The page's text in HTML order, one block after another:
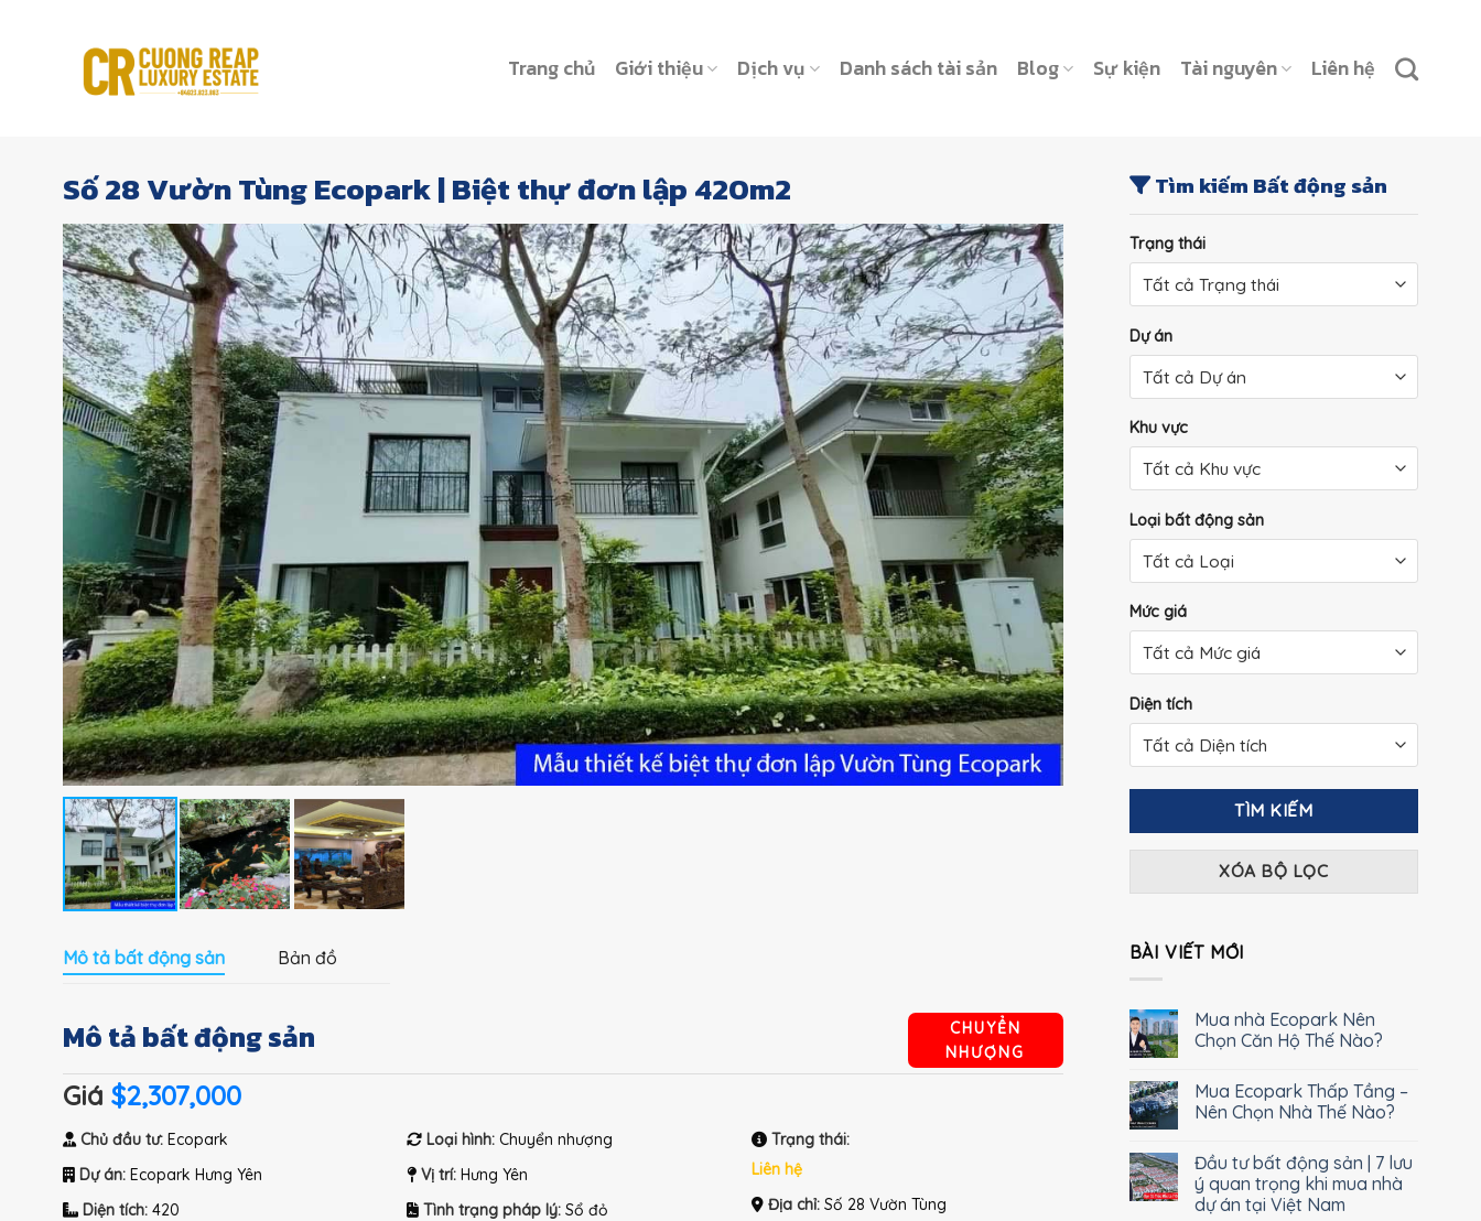
Trang chủ Giới thiệu Dịch vụ Danh sách tài sản Blog Sự kiện Tài nguyên Liên hệ
Số 28 Vườn Tùng Ecopark | Biệt thự đơn lập 420m2
Mô tả bất động sản Bản đồ
Mô tả bất động sản
CHUYỂN
NHƯỢNG
Giá $2,307,000
Chủ đầu tư: Ecopark
Dự án: Ecopark Hưng Yên
Diện tích: 420
Loại hình: Chuyển nhượng
Vị trí: Hưng Yên
Tình trạng pháp lý: Sổ đỏ
Trạng thái:
Liên hệ
Địa chỉ:Số 28 Vườn Tùng
Tìm kiếm Bất động sản
Trạng thái
Dự án
Khu vực
Loại bất động sản
Mức giá
Diện tích
TÌM KIẾM
XÓA BỘ LỌC
BÀI VIẾT MỚI
Mua nhà Ecopark Nên
Chọn Căn Hộ Thế Nào?
Mua Ecopark Thấp Tầng –
Nên Chọn Nhà Thế Nào?
Đầu tư bất động sản | 7 lưu
ý quan trọng khi mua nhà
dự án tại Việt Nam